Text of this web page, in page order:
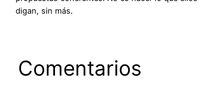
digan, sin más.
Comentarios